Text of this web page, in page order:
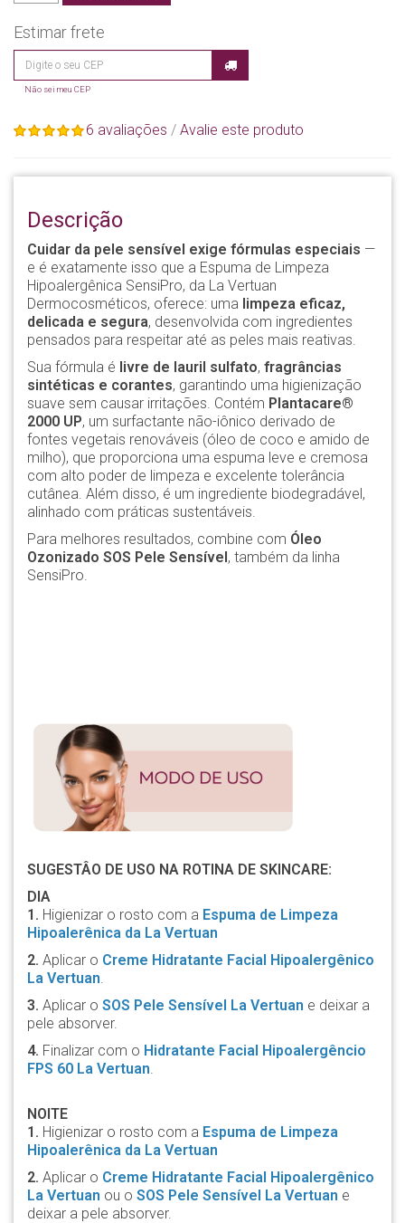
Estimar frete
Não sei meu CEP
6 avaliações / Avalie este produto
Descrição
Cuidar da pele sensível exige fórmulas especiais —
e é exatamente isso que a Espuma de Limpeza
Hipoalergênica SensiPro, da La Vertuan
Dermocosméticos, oferece: uma limpeza eficaz,
delicada e segura, desenvolvida com ingredientes
pensados para respeitar até as peles mais reativas.
Sua fórmula é livre de lauril sulfato, fragrâncias
sintéticas e corantes, garantindo uma higienização
suave sem causar irritações. Contém Plantacare®
2000 UP, um surfactante não-iônico derivado de
fontes vegetais renováveis (óleo de coco e amido de
milho), que proporciona uma espuma leve e cremosa
com alto poder de limpeza e excelente tolerância
cutânea. Além disso, é um ingrediente biodegradável,
alinhado com práticas sustentáveis.
Para melhores resultados, combine com Óleo
Ozonizado SOS Pele Sensível, também da linha
SensiPro.
SUGESTÂO DE USO NA ROTINA DE SKINCARE:
DIA
1. Higienizar o rosto com a Espuma de Limpeza
Hipoalerênica da La Vertuan
2. Aplicar o Creme Hidratante Facial Hipoalergênico
La Vertuan.
3. Aplicar o SOS Pele Sensível La Vertuan e deixar a
pele absorver.
4. Finalizar com o Hidratante Facial Hipoalergêncio
FPS 60 La Vertuan.
NOITE
1. Higienizar o rosto com a Espuma de Limpeza
Hipoalerênica da La Vertuan
2. Aplicar o Creme Hidratante Facial Hipoalergênico
La Vertuan ou o SOS Pele Sensível La Vertuan e
deixar a pele absorver.